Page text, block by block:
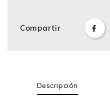
Compartir
Descripción